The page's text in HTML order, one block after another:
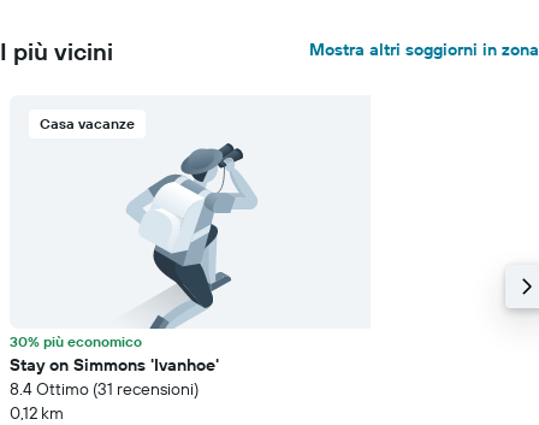
I più vicini Mostra altri soggiorni in zona
Casa vacanze
30% più economico
Stay on Simmons 'Ivanhoe'
8.4 Ottimo (31 recensioni)
0,12 km